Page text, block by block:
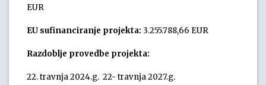
EUR
EU sufinanciranje projekta: 3.255.788,66 EUR
Razdoblje provedbe projekta:
22. travnja 2024.g. 22- travnja 2027.g.